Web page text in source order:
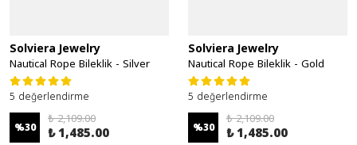
Solviera Jewelry
Nautical Rope Bileklik - Silver
5 değerlendirme
%30
₺ 2,109.00
₺ 1,485.00
Solviera Jewelry
Nautical Rope Bileklik - Gold
5 değerlendirme
%30
₺ 2,109.00
₺ 1,485.00